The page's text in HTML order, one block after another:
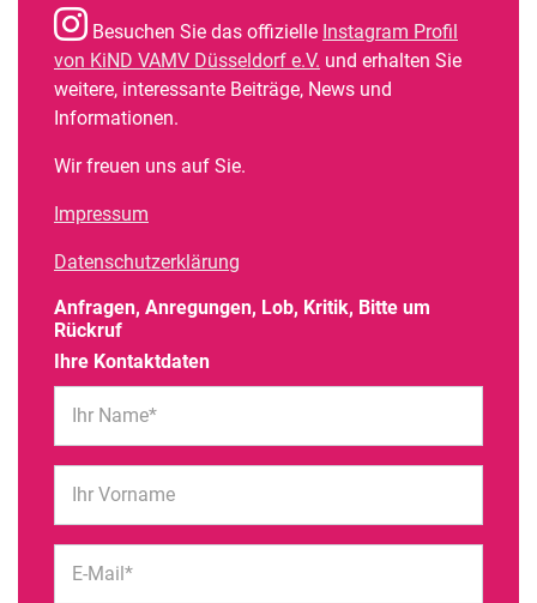
Besuchen Sie das offizielle Instagram Profil
von KiND VAMV Düsseldorf e.V. und erhalten Sie
weitere, interessante Beiträge, News und
Informationen.
Wir freuen uns auf Sie.
Impressum
Datenschutzerklärung
Anfragen, Anregungen, Lob, Kritik, Bitte um
Rückruf
Ihre Kontaktdaten
Ihr Name*
Ihr Vorname
E-Mail*